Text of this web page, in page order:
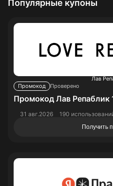
Популярные купоны
Лав
Промокод
Проверено
Промокод Лав Репаблик
31 авг.2026 190
Получить